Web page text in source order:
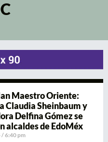
Maestro Oriente:
Claudia Sheinbaum y
Delfina Gómez se
alcaldes de EdoMéx
6:40 pm